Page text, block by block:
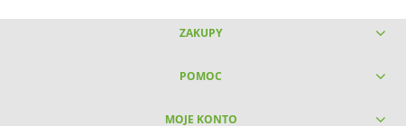
ZAKUPY
POMOC
MOJE KONTO